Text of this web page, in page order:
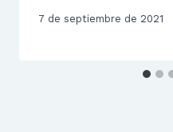
7 de septiembre de 2021